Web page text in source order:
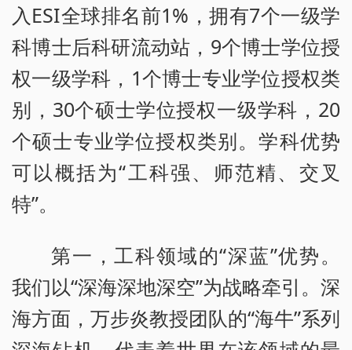
入ESI全球排名前1%，拥有7个一级学
科博士后科研流动站，9个博士学位授
权一级学科，1个博士专业学位授权类
别，30个硕士学位授权一级学科，20
个硕士专业学位授权类别。学科优势
可以概括为“工科强、师范精、交叉
特”。
第一，工科领域的“深蓝”优势。
我们以“深海深地深空”为战略牵引。深
海方面，万步炎教授团队的“海牛”系列